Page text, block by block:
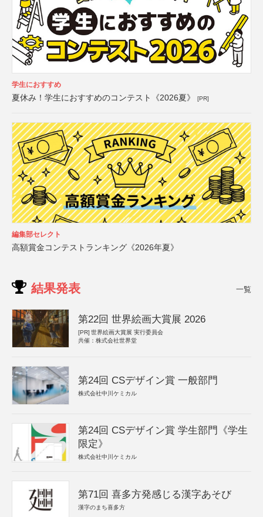
学生におすすめ
夏休み！学生におすすめのコンテスト《2026夏》 [PR]
編集部セレクト
高額賞金コンテストランキング《2026年夏》
結果発表 一覧
第22回 世界絵画大賞展 2026
[PR] 世界絵画大賞展 実行委員会
共催：株式会社世界堂
第24回 CSデザイン賞 一般部門
株式会社中川ケミカル
第24回 CSデザイン賞 学生部門《学生
限定》
株式会社中川ケミカル
第71回 喜多方発感じる漢字あそび
漢字のまち喜多方